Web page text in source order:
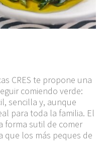
CRES te propone una
comiendo verde:
sencilla y, aunque
para toda la familia. El
forma sutil de comer
que los más peques de